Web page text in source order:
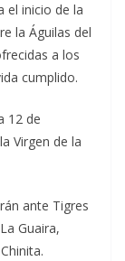
el inicio de la
la Águilas del
a los
cumplido.
12 de
Virgen de la
ante Tigres
Guaira,